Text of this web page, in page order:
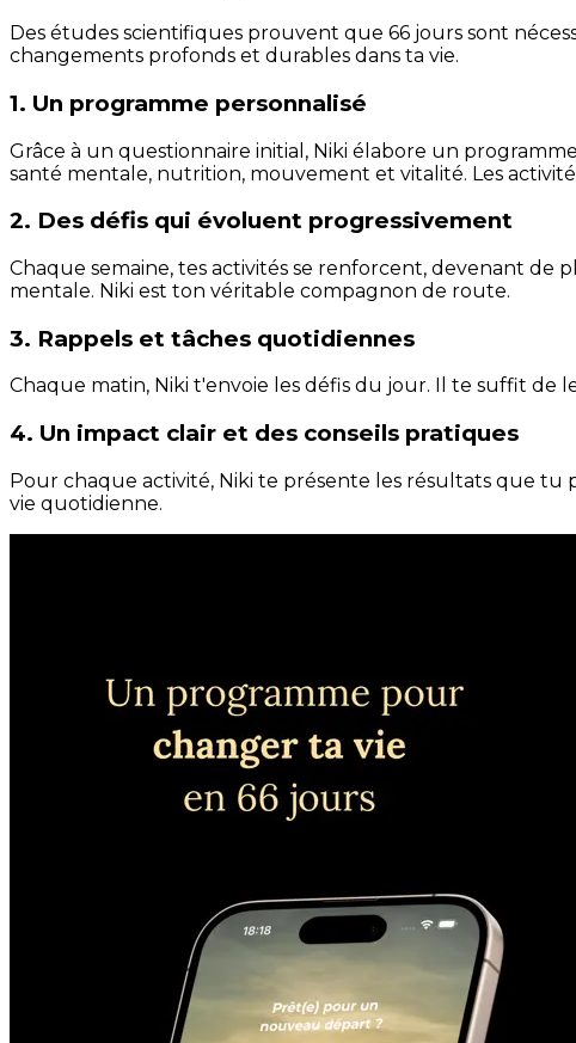
Des études scientifiques prouvent que 66 jours sont
changements profonds et durables dans ta vie.
1. Un programme personnalisé
Grâce à un questionnaire initial, Niki élabore un
santé mentale, nutrition, mouvement et vitalité. Les
2. Des défis qui évoluent progressivement
Chaque semaine, tes activités se renforcent, devenant de
mentale. Niki est ton véritable compagnon de route.
3. Rappels et tâches quotidiennes
Chaque matin, Niki t'envoie les défis du jour. Il te suffit de
4. Un impact clair et des conseils pratiques
Pour chaque activité, Niki te présente les résultats que tu
vie quotidienne.